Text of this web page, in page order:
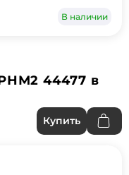
В наличии
44477 в
Купить